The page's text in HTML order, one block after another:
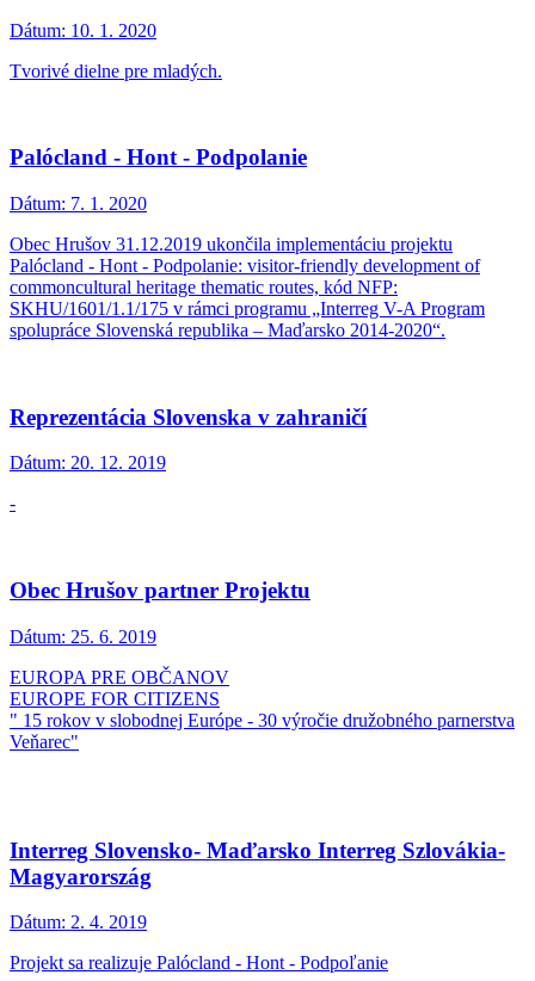
Dátum: 10. 1. 2020
Tvorivé dielne pre mladých.
Palócland - Hont - Podpolanie
Dátum: 7. 1. 2020
Obec Hrušov 31.12.2019 ukončila implementáciu projektu
Palócland - Hont - Podpolanie: visitor-friendly development of
commoncultural heritage thematic routes, kód NFP:
SKHU/1601/1.1/175 v rámci programu „Interreg V-A Program
spolupráce Slovenská republika – Maďarsko 2014-2020“.
Reprezentácia Slovenska v zahraničí
Dátum: 20. 12. 2019
-
Obec Hrušov partner Projektu
Dátum: 25. 6. 2019
EUROPA PRE OBČANOV
EUROPE FOR CITIZENS
" 15 rokov v slobodnej Európe - 30 výročie družobného parnerstva
Veňarec"
Interreg Slovensko- Maďarsko Interreg Szlovákia-
Magyarország
Dátum: 2. 4. 2019
Projekt sa realizuje Palócland - Hont - Podpoľanie